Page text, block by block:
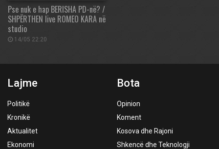
Pse nuk e hap BERISHA PD-në? /
SHPËRTHEN live ROMEO KARA në
studio
14/05 22:20
Lajme
Politikë
Kronikë
Aktualitet
Ekonomi
Bota
Opinion
Koment
Kosova dhe Rajoni
Shkencë dhe Teknologji